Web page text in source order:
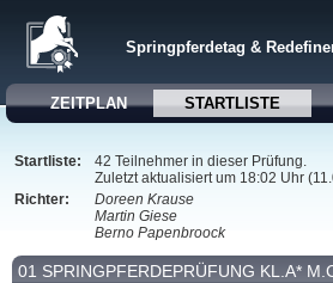
Springpferdetag &
ZEITPLAN STARTLISTE
Startliste:
42 Teilnehmer in dieser Prüfung.
Zuletzt aktualisiert um 18:02 Uhr
Richter:
Doreen Krause
Martin Giese
Berno Papenbroock
01 SPRINGPFERDEPRÜFUNG KL.A*